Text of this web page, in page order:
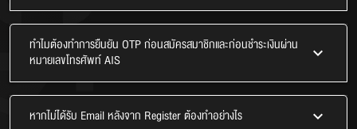
ทำไมต้องทำการยืนยัน OTP ก่อนสมัครสมาชิกและก่อนชำระเงินผ่าน
หมายเลขโทรศัพท์ AIS
หากไม่ได้รับ Email หลังจาก Register ต้องทำอย่างไร